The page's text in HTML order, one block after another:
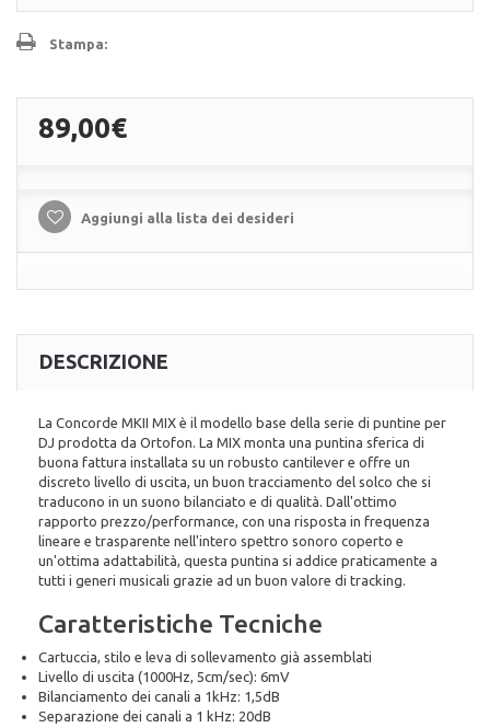
Stampa:
89,00€
Aggiungi alla lista dei desideri
DESCRIZIONE
La Concorde MKII MIX è il modello base della serie di puntine per
DJ prodotta da Ortofon. La MIX monta una puntina sferica di
buona fattura installata su un robusto cantilever e offre un
discreto livello di uscita, un buon tracciamento del solco che si
traducono in un suono bilanciato e di qualità. Dall'ottimo
rapporto prezzo/performance, con una risposta in frequenza
lineare e trasparente nell'intero spettro sonoro coperto e
un'ottima adattabilità, questa puntina si addice praticamente a
tutti i generi musicali grazie ad un buon valore di tracking.
Caratteristiche Tecniche
Cartuccia, stilo e leva di sollevamento già assemblati
Livello di uscita (1000Hz, 5cm/sec): 6mV
Bilanciamento dei canali a 1kHz: 1,5dB
Separazione dei canali a 1 kHz: 20dB